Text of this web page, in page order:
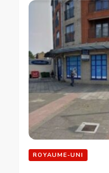
ROYAUME-UNI